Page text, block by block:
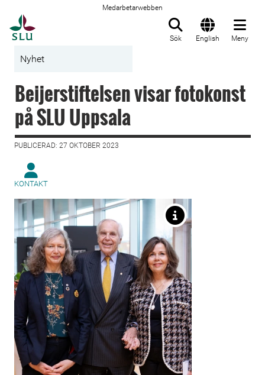
Medarbetarwebben
Sök English Meny
Nyhet
Beijerstiftelsen visar fotokonst
på SLU Uppsala
PUBLICERAD: 27 OKTOBER 2023
KONTAKT